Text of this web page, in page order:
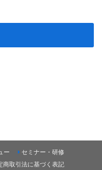
ー
セミナー・研修
商取引法に基づく表記